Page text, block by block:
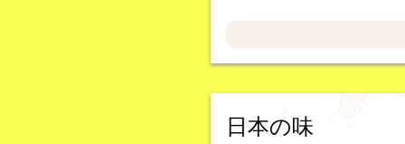
日本の味